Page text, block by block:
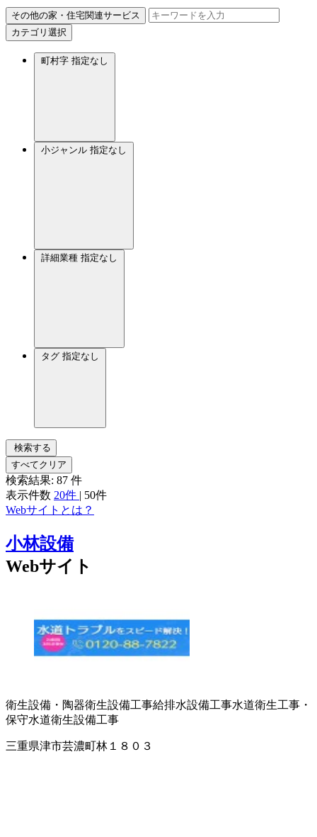
その他の家・住宅関連サービス
カテゴリ選択
町村字 指定なし
小ジャンル 指定なし
詳細業種 指定なし
タグ 指定なし
検索する
すべてクリア
検索結果: 87 件
表示件数 20件 | 50件
Webサイトとは？
小林設備
Webサイト
衛生設備・陶器衛生設備工事給排水設備工事水道衛生工事・
保守水道衛生設備工事
三重県津市芸濃町林１８０３